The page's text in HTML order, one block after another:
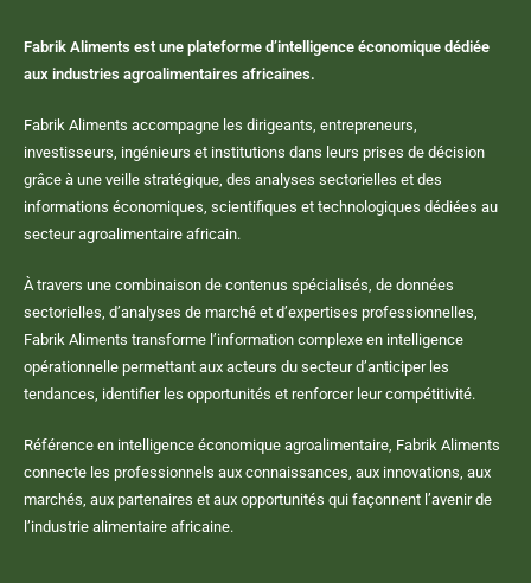
Fabrik Aliments est une plateforme d’intelligence économique dédiée
aux industries agroalimentaires africaines.
Fabrik Aliments accompagne les dirigeants, entrepreneurs,
investisseurs, ingénieurs et institutions dans leurs prises de décision
grâce à une veille stratégique, des analyses sectorielles et des
informations économiques, scientifiques et technologiques dédiées au
secteur agroalimentaire africain.
À travers une combinaison de contenus spécialisés, de données
sectorielles, d’analyses de marché et d’expertises professionnelles,
Fabrik Aliments transforme l’information complexe en intelligence
opérationnelle permettant aux acteurs du secteur d’anticiper les
tendances, identifier les opportunités et renforcer leur compétitivité.
Référence en intelligence économique agroalimentaire, Fabrik Aliments
connecte les professionnels aux connaissances, aux innovations, aux
marchés, aux partenaires et aux opportunités qui façonnent l’avenir de
l’industrie alimentaire africaine.